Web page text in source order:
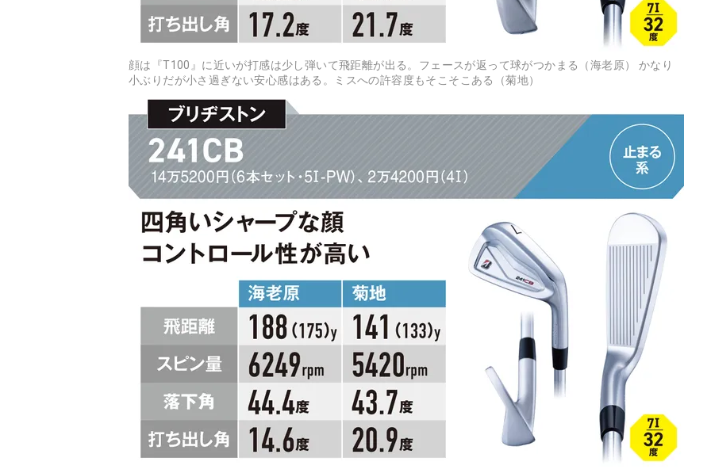
顔は『T100』に近いが打感は少し弾いて飛距離が出る。フェースが返って球がつかまる（海老原） かなり
小ぶりだが小さ過ぎない安心感はある。ミスへの許容度もそこそこある（菊地）